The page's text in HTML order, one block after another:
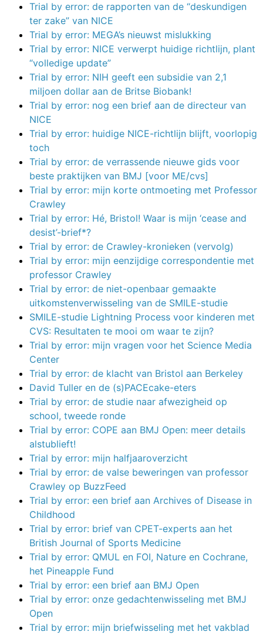
Trial by error: de rapporten van de “deskundigen
ter zake” van NICE
Trial by error: MEGA’s nieuwst mislukking
Trial by error: NICE verwerpt huidige richtlijn, plant
“volledige update”
Trial by error: NIH geeft een subsidie van 2,1
miljoen dollar aan de Britse Biobank!
Trial by error: nog een brief aan de directeur van
NICE
Trial by error: huidige NICE-richtlijn blijft, voorlopig
toch
Trial by error: de verrassende nieuwe gids voor
beste praktijken van BMJ [voor ME/cvs]
Trial by error: mijn korte ontmoeting met Professor
Crawley
Trial by error: Hé, Bristol! Waar is mijn ‘cease and
desist’-brief*?
Trial by error: de Crawley-kronieken (vervolg)
Trial by error: mijn eenzijdige correspondentie met
professor Crawley
Trial by error: de niet-openbaar gemaakte
uitkomstenverwisseling van de SMILE-studie
SMILE-studie Lightning Process voor kinderen met
CVS: Resultaten te mooi om waar te zijn?
Trial by error: mijn vragen voor het Science Media
Center
Trial by error: de klacht van Bristol aan Berkeley
David Tuller en de (s)PACEcake-eters
Trial by error: de studie naar afwezigheid op
school, tweede ronde
Trial by error: COPE aan BMJ Open: meer details
alstublieft!
Trial by error: mijn halfjaaroverzicht
Trial by error: de valse beweringen van professor
Crawley op BuzzFeed
Trial by error: een brief aan Archives of Disease in
Childhood
Trial by error: brief van CPET-experts aan het
British Journal of Sports Medicine
Trial by error: QMUL en FOI, Nature en Cochrane,
het Pineapple Fund
Trial by error: een brief aan BMJ Open
Trial by error: onze gedachtenwisseling met BMJ
Open
Trial by error: mijn briefwisseling met het vakblad